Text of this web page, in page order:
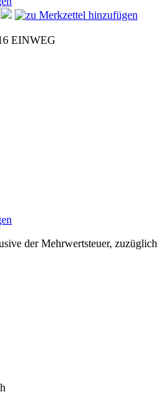
EINWEG
der Mehrwertsteuer, zuzüglich